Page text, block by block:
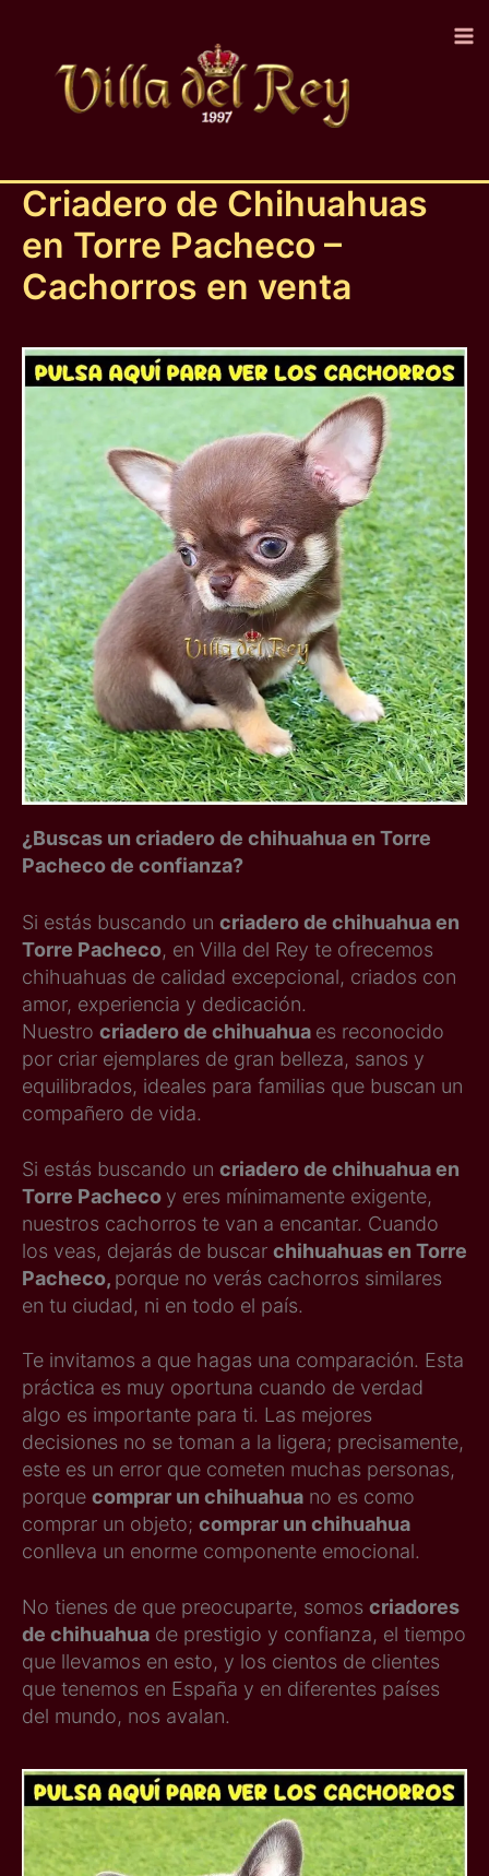
contenido
Criadero de Chihuahuas
en Torre Pacheco –
Cachorros en venta
¿Buscas un criadero de chihuahua en Torre
Pacheco de confianza?
Si estás buscando un criadero de chihuahua en
Torre Pacheco, en Villa del Rey te ofrecemos
chihuahuas de calidad excepcional, criados con
amor, experiencia y dedicación.
Nuestro criadero de chihuahua es reconocido
por criar ejemplares de gran belleza, sanos y
equilibrados, ideales para familias que buscan un
compañero de vida.
Si estás buscando un criadero de chihuahua en
Torre Pacheco y eres mínimamente exigente,
nuestros cachorros te van a encantar. Cuando
los veas, dejarás de buscar chihuahuas en Torre
Pacheco, porque no verás cachorros similares
en tu ciudad, ni en todo el país.
Te invitamos a que hagas una comparación. Esta
práctica es muy oportuna cuando de verdad
algo es importante para ti. Las mejores
decisiones no se toman a la ligera; precisamente,
este es un error que cometen muchas personas,
porque comprar un chihuahua no es como
comprar un objeto; comprar un chihuahua
conlleva un enorme componente emocional.
No tienes de que preocuparte, somos criadores
de chihuahua de prestigio y confianza, el tiempo
que llevamos en esto, y los cientos de clientes
que tenemos en España y en diferentes países
del mundo, nos avalan.